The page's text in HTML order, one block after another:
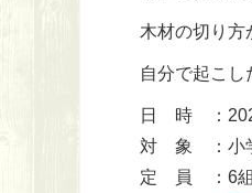
木材の切り方
自分で起こし
日 時 ：
対 象 ：小学
定 員 ：6